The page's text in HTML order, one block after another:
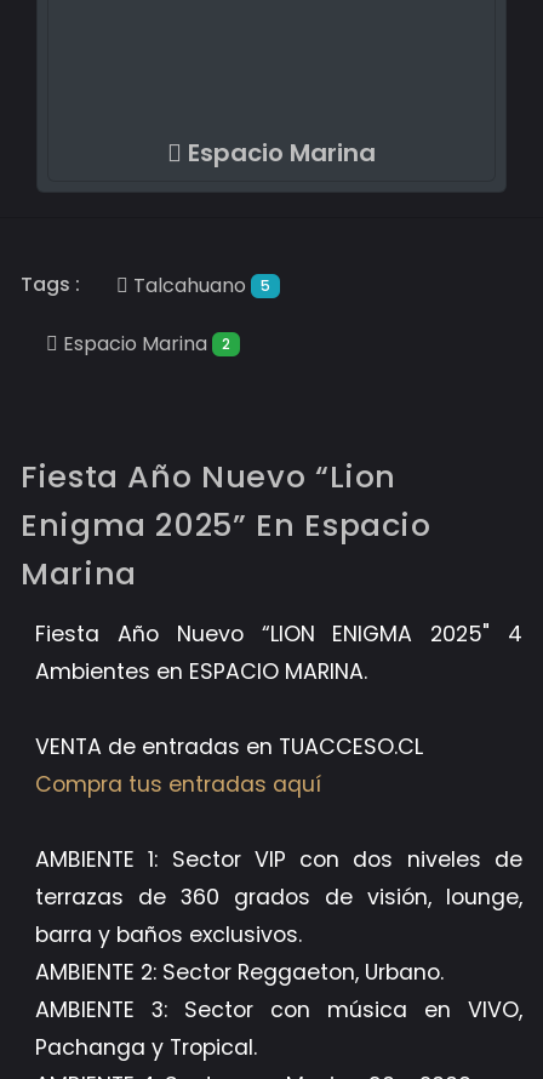
Espacio Marina
Tags : Talcahuano 5
Espacio Marina 2
Fiesta Año Nuevo “Lion
Enigma 2025” En Espacio
Marina
Fiesta Año Nuevo “LION ENIGMA 2025" 4
Ambientes en ESPACIO MARINA.
VENTA de entradas en TUACCESO.CL
Compra tus entradas aquí
AMBIENTE 1: Sector VIP con dos niveles de
terrazas de 360 grados de visión, lounge,
barra y baños exclusivos.
AMBIENTE 2: Sector Reggaeton, Urbano.
AMBIENTE 3: Sector con música en VIVO,
Pachanga y Tropical.